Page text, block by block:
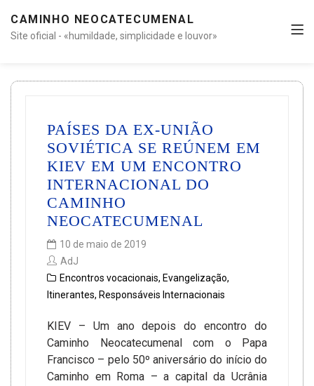
CAMINHO NEOCATECUMENAL
Site oficial - «humildade, simplicidade e louvor»
PAÍSES DA EX-UNIÃO
SOVIÉTICA SE REÚNEM EM
KIEV EM UM ENCONTRO
INTERNACIONAL DO
CAMINHO
NEOCATECUMENAL
10 de maio de 2019
AdJ
Encontros vocacionais, Evangelização,
Itinerantes, Responsáveis Internacionais
KIEV – Um ano depois do encontro do
Caminho Neocatecumenal com o Papa
Francisco – pelo 50º aniversário do início do
Caminho em Roma – a capital da Ucrânia